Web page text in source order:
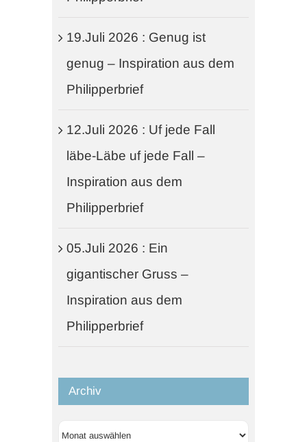
19.Juli 2026 : Genug ist
genug – Inspiration aus dem
Philipperbrief
12.Juli 2026 : Uf jede Fall
läbe-Läbe uf jede Fall –
Inspiration aus dem
Philipperbrief
05.Juli 2026 : Ein
gigantischer Gruss –
Inspiration aus dem
Philipperbrief
Archiv
Archiv